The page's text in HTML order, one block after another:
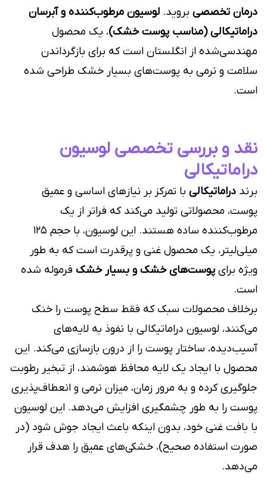
درمان تخصصی بروید. لوسیون مرطوب‌کننده و آبرسان
دراماتیکالی (مناسب پوست خشک)، یک محصول
مهندسی‌شده از انگلستان است که برای بازگرداندن
سلامت و نرمی به پوست‌های بسیار خشک طراحی شده
است.
نقد و بررسی تخصصی لوسیون
دراماتیکالی
برند دراماتیکالی با تمرکز بر نیازهای اساسی و عمیق
پوست، محصولاتی تولید می‌کند که فراتر از یک
مرطوب‌کننده ساده هستند. این لوسیون، با حجم ۱۲۵
میلی‌لیتر، یک محصول غنی و پرقدرت است که به طور
ویژه برای پوست‌های خشک و بسیار خشک فرموله شده
است.
برخلاف محصولات سبک که فقط سطح پوست را خنک
می‌کنند، لوسیون دراماتیکالی با نفوذ به لایه‌های
آسیب‌دیده، ساختار پوست را از درون بازسازی می‌کند. این
محصول با ایجاد یک لایه محافظ هوشمند، از تبخیر رطوبت
جلوگیری کرده و به مرور زمان، میزان نرمی و انعطاف‌پذیری
پوست را به طور چشمگیری افزایش می‌دهد. این لوسیون
با بافت غنی خود، بدون اینکه باعث ایجاد جوش شود (در
صورت استفاده صحیح)، خشکی‌های عمیق را هدف قرار
می‌دهد.